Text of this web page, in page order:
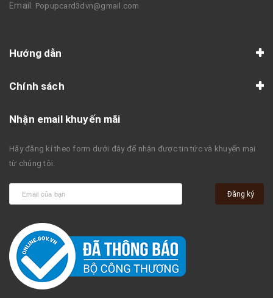
Email: Popupcard3dvn@gmail.com
Hướng dẫn
Chính sách
Nhận email khuyến mãi
Hãy đăng kí theo form dưới đây để nhận được tin tức và khuyến mại
từ chúng tôi.
Đăng ký